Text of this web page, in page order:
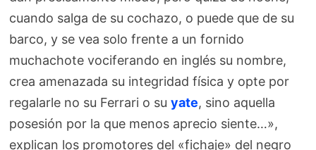
cuando salga de su cochazo, o puede que de su
barco, y se vea solo frente a un fornido
muchachote vociferando en inglés su nombre,
crea amenazada su integridad física y opte por
regalarle no su Ferrari o suyate, sino aquella
posesión por la que menos aprecio siente…»,
explican los promotores del «fichaje» del negro